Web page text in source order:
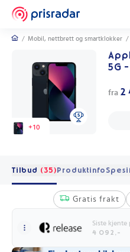
/ Mobil, nettbrett og smartklokker /
+10
5G
fra 2
Tilbud (35)Produktinfo
Gratis frakt
Siste kjente
4 092,-